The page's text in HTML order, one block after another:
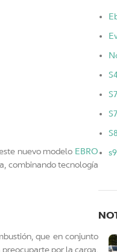
nuevo modelo EBRO
combinando tecnología
que en conjunto